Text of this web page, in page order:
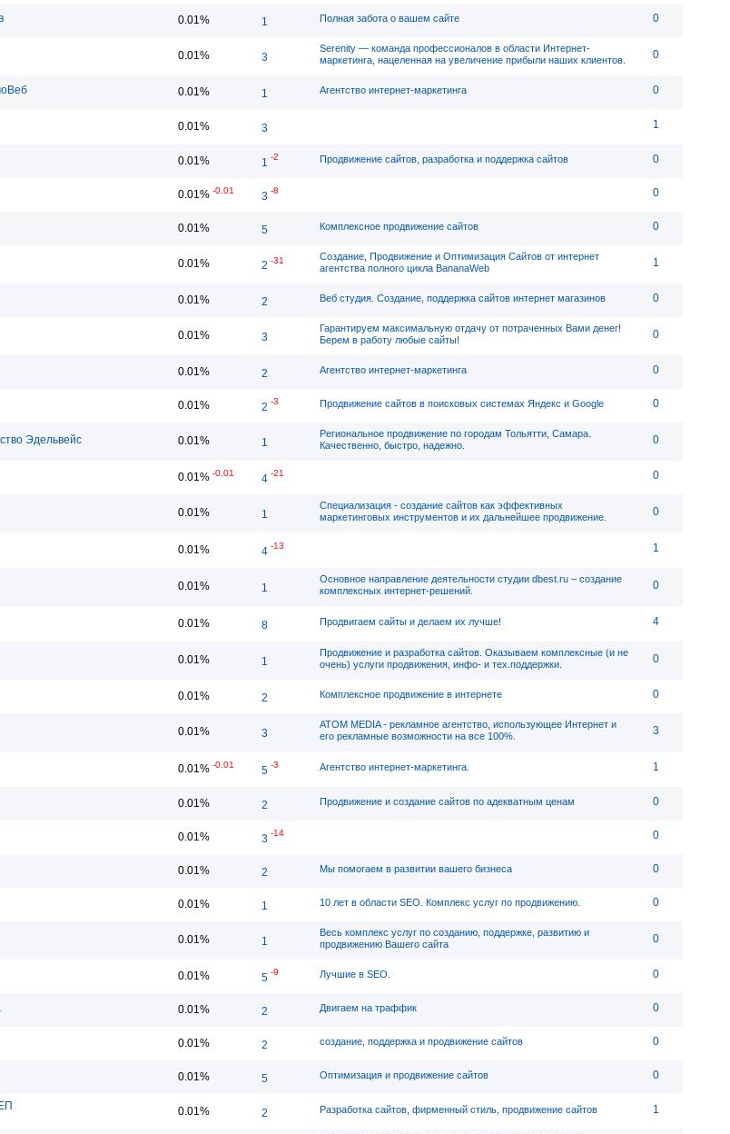
0.01% 1 Полная забота о вашем сайте 0
0.01% 3
Serenity — команда профессионалов в области Интернет-
маркетинга, нацеленная на увеличение прибыли наших клиентов.
0
0.01% 1 Агентство интернет-маркетинга 0
0.01% 3 1
0.01% 1 -2 Продвижение сайтов, разработка и поддержка сайтов 0
0.01% -0.01 3 -8 0
0.01% 5 Комплексное продвижение сайтов 0
0.01% 2 -31
Создание, Продвижение и Оптимизация Сайтов от интернет
агентства полного цикла BananaWeb
1
0.01% 2 Веб студия. Создание, поддержка сайтов интернет магазинов 0
0.01% 3
Гарантируем максимальную отдачу от потраченных Вами денег!
Берем в работу любые сайты!
0
0.01% 2 Агентство интернет-маркетинга 0
0.01% 2 -3 Продвижение сайтов в поисковых системах Яндекс и Google 0
Эдельвейс 0.01% 1
Региональное продвижение по городам Тольятти, Самара.
Качественно, быстро, надежно.
0
0.01% -0.01 4 -21 0
0.01% 1
Специализация - создание сайтов как эффективных
маркетинговых инструментов и их дальнейшее продвижение.
0
0.01% 4 -13 1
0.01% 1
Основное направление деятельности студии dbest.ru – создание
комплексных интернет-решений.
0
0.01% 8 Продвигаем сайты и делаем их лучше! 4
0.01% 1
Продвижение и разработка сайтов. Оказываем комплексные (и не
очень) услуги продвижения, инфо- и тех.поддержки.
0
0.01% 2 Комплексное продвижение в интернете 0
0.01% 3
АТОМ MEDIA - рекламное агентство, использующее Интернет и
его рекламные возможности на все 100%.
3
0.01% -0.01 5 -3 Агентство интернет-маркетинга. 1
0.01% 2 Продвижение и создание сайтов по адекватным ценам 0
0.01% 3 -14 0
0.01% 2 Мы помогаем в развитии вашего бизнеса 0
0.01% 1 10 лет в области SEO. Комплекс услуг по продвижению. 0
0.01% 1
Весь комплекс услуг по созданию, поддержке, развитию и
продвижению Вашего сайта
0
0.01% 5 -9 Лучшие в SEO. 0
0.01% 2 Двигаем на траффик 0
0.01% 2 создание, поддержка и продвижение сайтов 0
0.01% 5 Оптимизация и продвижение сайтов 0
0.01% 2 Разработка сайтов, фирменный стиль, продвижение сайтов 1